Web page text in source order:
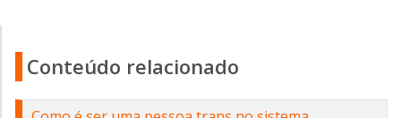
Conteúdo relacionado